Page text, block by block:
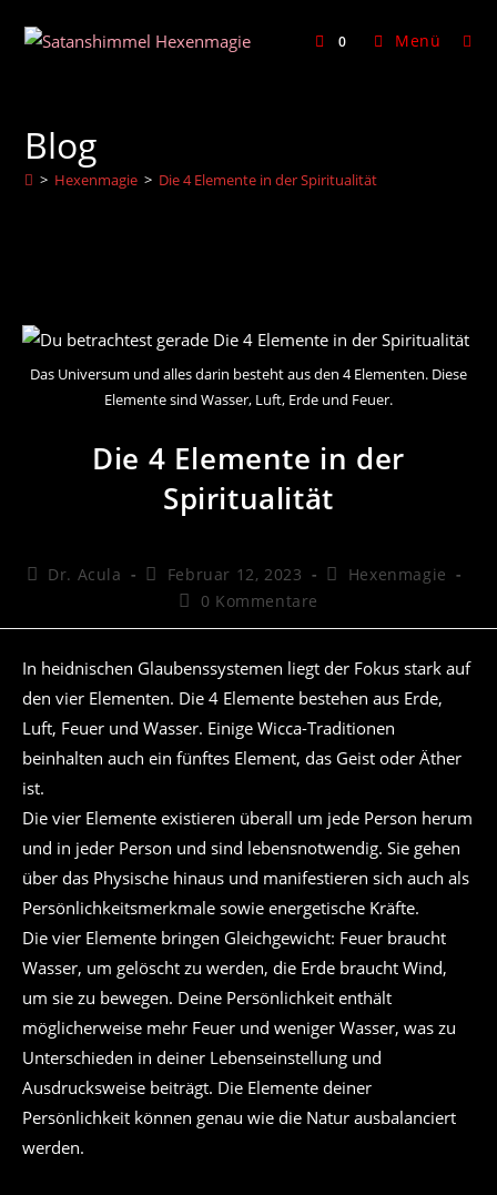
Inhalt
0 Menü
Blog
> Hexenmagie > Die 4 Elemente in der Spiritualität
Das Universum und alles darin besteht aus den 4 Elementen. Diese
Elemente sind Wasser, Luft, Erde und Feuer.
Die 4 Elemente in der
Spiritualität
Beitrags-
Dr. Acula
Beitrag
veröffentlicht:
Februar 12, 2023
Beitrags-
Hexenmagie
Beitrags-
0 Kommentare
In heidnischen Glaubenssystemen liegt der Fokus stark auf
den vier Elementen. Die 4 Elemente bestehen aus Erde,
Luft, Feuer und Wasser. Einige Wicca-Traditionen
beinhalten auch ein fünftes Element, das Geist oder Äther
ist.
Die vier Elemente existieren überall um jede Person herum
und in jeder Person und sind lebensnotwendig. Sie gehen
über das Physische hinaus und manifestieren sich auch als
Persönlichkeitsmerkmale sowie energetische Kräfte.
Die vier Elemente bringen Gleichgewicht: Feuer braucht
Wasser, um gelöscht zu werden, die Erde braucht Wind,
um sie zu bewegen. Deine Persönlichkeit enthält
möglicherweise mehr Feuer und weniger Wasser, was zu
Unterschieden in deiner Lebenseinstellung und
Ausdrucksweise beiträgt. Die Elemente deiner
Persönlichkeit können genau wie die Natur ausbalanciert
werden.